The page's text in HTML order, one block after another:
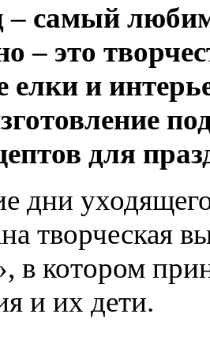
самый
– это
елки и
для
дни
творческая
в котором
и их дети.